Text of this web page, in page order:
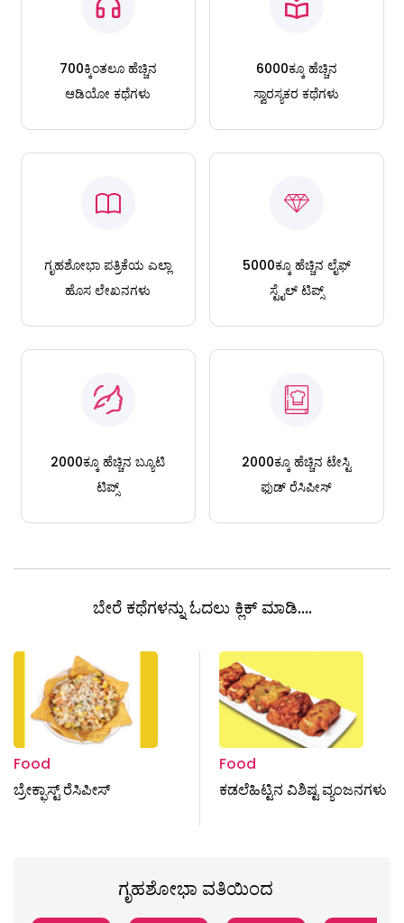
700ಕ್ಕಿಂತಲೂ ಹೆಚ್ಚಿನ
ಆಡಿಯೋ ಕಥೆಗಳು
6000ಕ್ಕೂ ಹೆಚ್ಚಿನ
ಸ್ವಾರಸ್ಯಕರ ಕಥೆಗಳು
ಗೃಹಶೋಭಾ ಪತ್ರಿಕೆಯ ಎಲ್ಲಾ
ಹೊಸ ಲೇಖನಗಳು
5000ಕ್ಕೂ ಹೆಚ್ಚಿನ ಲೈಫ್
ಸ್ಟೈಲ್ ಟಿಪ್ಸ್
2000ಕ್ಕೂ ಹೆಚ್ಚಿನ ಬ್ಯೂಟಿ
ಟಿಪ್ಸ್
2000ಕ್ಕೂ ಹೆಚ್ಚಿನ ಟೇಸ್ಟಿ
ಫುಡ್ ರೆಸಿಪೀಸ್
ಬೇರೆ ಕಥೆಗಳನ್ನು ಓದಲು ಕ್ಲಿಕ್ ಮಾಡಿ....
Food
ಬ್ರೇಕ್ಫಾಸ್ಟ್ ರೆಸಿಪೀಸ್
Food
ಕಡಲೆಹಿಟ್ಟಿನ ವಿಶಿಷ್ಟ ವ್ಯಂಜನಗಳು
ಗೃಹಶೋಭಾ ವತಿಯಿಂದ